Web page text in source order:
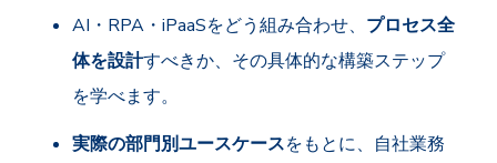
AI・RPA・iPaaSをどう組み合わせ、 プロセス全
体を設計すべきか、その具体的な構築ステップ
を学べます。
実際の部門別ユースケースをもとに、自社業務